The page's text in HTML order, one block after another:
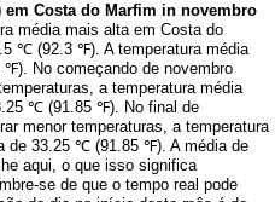
Costa do Marfim in novembro
média mais alta em Costa do
℃ (92.3 ℉). A temperatura média
No começando de novembro
a temperatura média
℃ (91.85 ℉). No final de
menor temperaturas, a temperatura
de 33.25 ℃ (91.85 ℉). A média de
aqui, o que isso significa
se de que o tempo real pode